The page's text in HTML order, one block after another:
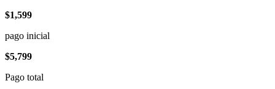
$1,599
pago inicial
$5,799
Pago total